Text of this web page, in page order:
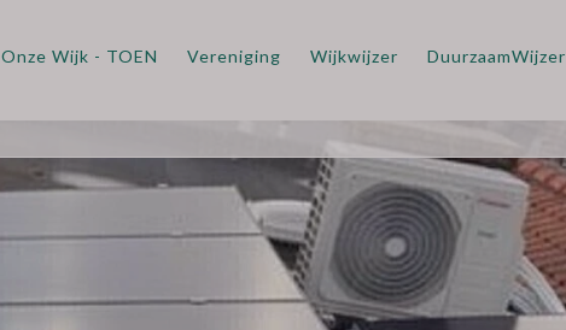
Onze Wijk - TOEN Vereniging Wijkwijzer DuurzaamWijzer